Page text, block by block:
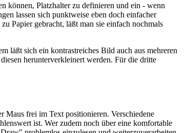
können, Platzhalter zu definieren und ein - wenn
lassen sich punktweise eben doch einfacher
Papier gebracht, läßt man sie einfach nochmals
läßt sich ein kontrastreiches Bild auch aus mehreren
herunterverkleinert werden. Für die dritte
Maus frei im Text positionieren. Verschiedene
ist. Wer zudem noch über eine komfortable